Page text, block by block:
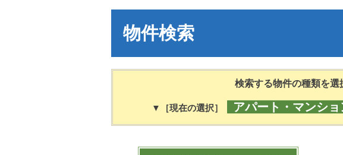
物件検索
検索する物件の種類を選
▼［現在の選択］ アパート・マンシ